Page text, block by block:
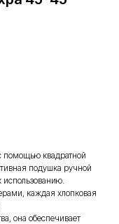
помощью квадратной
подушка ручной
использованию.
каждая хлопковая
она обеспечивает